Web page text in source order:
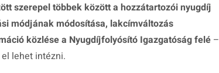
szerepel többek között a hozzátartozói nyugdíj
módjának módosítása, lakcímváltozás
közlése a Nyugdíjfolyósító Igazgatóság felé –
lehet intézni.